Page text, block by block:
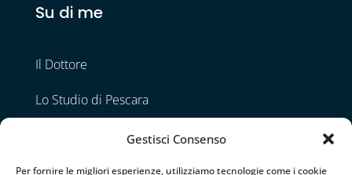
Gestisci Consenso
Per fornire le migliori esperienze, utilizziamo tecnologie come i cookie
Su di me
Il Dottore
Lo Studio di Pescara
Lo Studio di Napoli
Contatti